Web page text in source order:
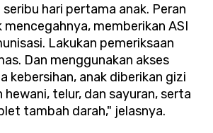
hari pertama anak. Peran
memberikan ASI
Lakukan pemeriksaan
Dan menggunakan akses
kebersihan, anak diberikan gizi
telur, dan sayuran, serta
tambah darah," jelasnya.